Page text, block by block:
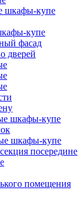
шкафы-купе
купе
фасад
дверей
шкафы-купе
шкафы-купе
посередине
помещения